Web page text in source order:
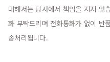
대해서는 당사에서 책임을 지지 않
화 부탁드리며 전화통화가 없이 반
송처리됩니다.